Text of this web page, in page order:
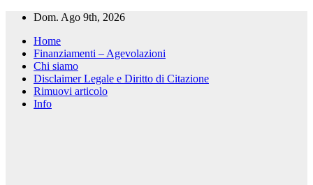
Salta
contenuto
Dom. Ago 9th, 2026
Home
Finanziamenti – Agevolazioni
Chi siamo
Disclaimer Legale e Diritto di Citazione
Rimuovi articolo
Info